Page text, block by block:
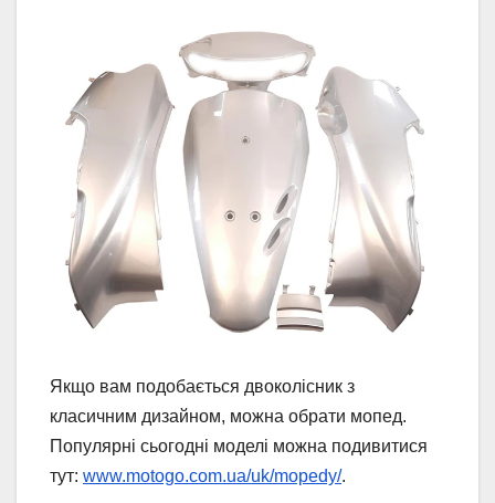
Якщо вам подобається двоколісник з
класичним дизайном, можна обрати мопед.
Популярні сьогодні моделі можна подивитися
тут: www.motogo.com.ua/uk/mopedy/.